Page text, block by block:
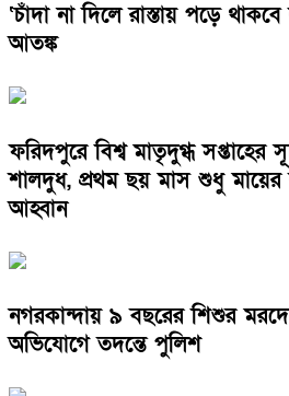
‘চাঁদা না দিলে রাস্তায় পড়ে
আতঙ্ক
ফরিদপুরে বিশ্ব মাতৃদুগ্ধ সপ্তাহের
শালদুধ, প্রথম ছয় মাস শুধু
আহ্বান
নগরকান্দায় ৯ বছরের শিশুর
অভিযোগে তদন্তে পুলিশ